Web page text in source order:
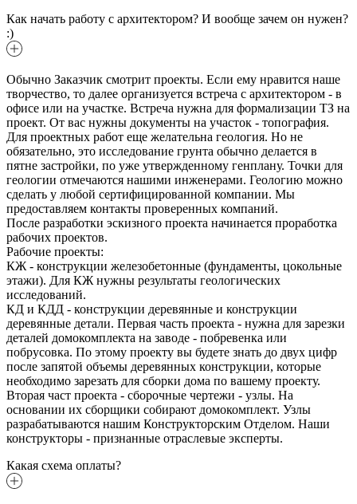
Как начать работу с архитектором? И вообще зачем он нужен?
:)
Обычно Заказчик смотрит проекты. Если ему нравится наше
творчество, то далее организуется встреча с архитектором - в
офисе или на участке. Встреча нужна для формализации ТЗ на
проект. От вас нужны документы на участок - топография.
Для проектных работ еще желательна геология. Но не
обязательно, это исследование грунта обычно делается в
пятне застройки, по уже утвержденному генплану. Точки для
геологии отмечаются нашими инженерами. Геологию можно
сделать у любой сертифицированной компании. Мы
предоставляем контакты проверенных компаний.
После разработки эскизного проекта начинается проработка
рабочих проектов.
Рабочие проекты:
КЖ - конструкции железобетонные (фундаменты, цокольные
этажи). Для КЖ нужны результаты геологических
исследований.
КД и КДД - конструкции деревянные и конструкции
деревянные детали. Первая часть проекта - нужна для зарезки
деталей домокомплекта на заводе - побревенка или
побрусовка. По этому проекту вы будете знать до двух цифр
после запятой объемы деревянных конструкции, которые
необходимо зарезать для сборки дома по вашему проекту.
Вторая част проекта - сборочные чертежи - узлы. На
основании их сборщики собирают домокомплект. Узлы
разрабатываются нашим Конструкторским Отделом. Наши
конструкторы - признанные отраслевые эксперты.
Какая схема оплаты?